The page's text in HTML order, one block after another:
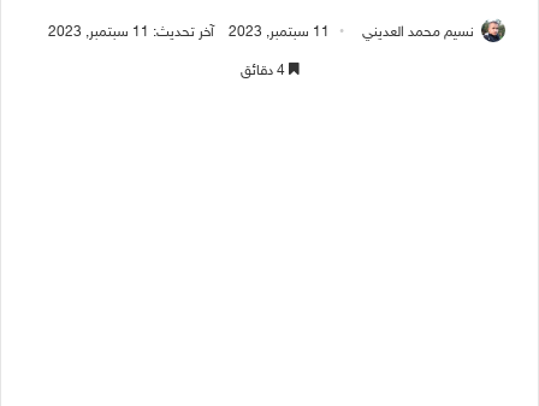
نسيم محمد العديني 11 سبتمبر, 2023 آخر تحديث: 11 سبتمبر, 2023
4 دقائق